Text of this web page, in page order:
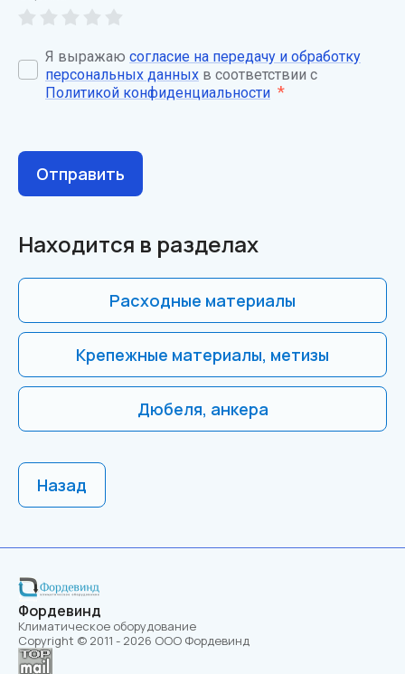
Я выражаю согласие на передачу и обработку
персональных данных в соответствии с
Политикой конфиденциальности *
Отправить
Находится в разделах
Расходные материалы
Крепежные материалы, метизы
Дюбеля, анкера
Назад
Фордевинд
Климатическое оборудование
Copyright © 2011 - 2026 ООО Фордевинд